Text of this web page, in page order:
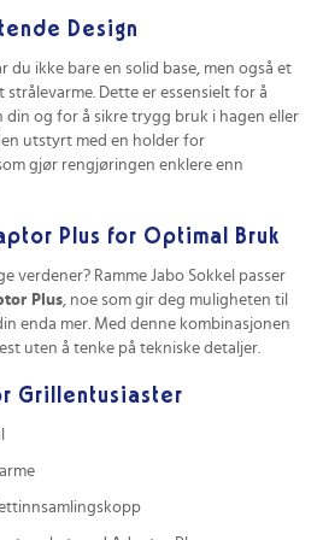
Design
du ikke bare en solid base, men også et
Dette er essensielt for å
og for å sikre trygg bruk i hagen eller
utstyrt med en holder for
gjør rengjøringen enklere enn
Plus for Optimal Bruk
verdener? Ramme Jabo Sokkel passer
Plus, noe som gir deg muligheten til
enda mer. Med denne kombinasjonen
uten å tenke på tekniske detaljer.
Grillentusiaster